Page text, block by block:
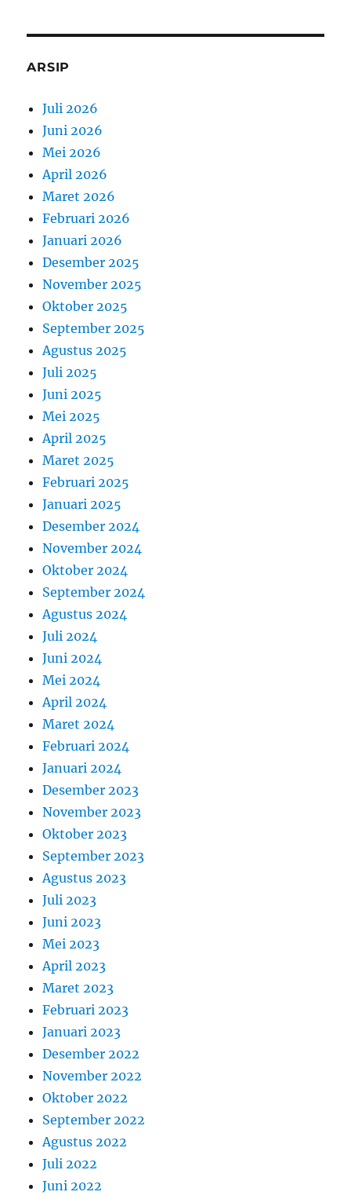
ARSIP
Juli 2026
Juni 2026
Mei 2026
April 2026
Maret 2026
Februari 2026
Januari 2026
Desember 2025
November 2025
Oktober 2025
September 2025
Agustus 2025
Juli 2025
Juni 2025
Mei 2025
April 2025
Maret 2025
Februari 2025
Januari 2025
Desember 2024
November 2024
Oktober 2024
September 2024
Agustus 2024
Juli 2024
Juni 2024
Mei 2024
April 2024
Maret 2024
Februari 2024
Januari 2024
Desember 2023
November 2023
Oktober 2023
September 2023
Agustus 2023
Juli 2023
Juni 2023
Mei 2023
April 2023
Maret 2023
Februari 2023
Januari 2023
Desember 2022
November 2022
Oktober 2022
September 2022
Agustus 2022
Juli 2022
Juni 2022